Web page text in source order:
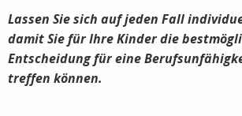
Lassen Sie sich auf jeden Fall
damit Sie für Ihre Kinder die
Entscheidung für eine
treffen können.